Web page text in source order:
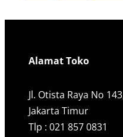
Alamat Toko
Jl. Otista Raya No
Jakarta Timur
Tlp : 021 857 0831